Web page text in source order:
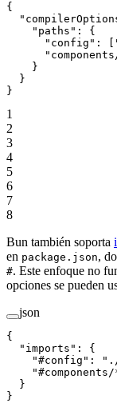
{
    "paths"
: {
      "config"
: [
    }
  }
}
1
2
3
4
5
6
7
8
Bun también soporta
en package.json,
#. Este enfoque no
opciones se pueden
json
{
  "imports"
: {
    "#config"
:
"#components/
  }
}